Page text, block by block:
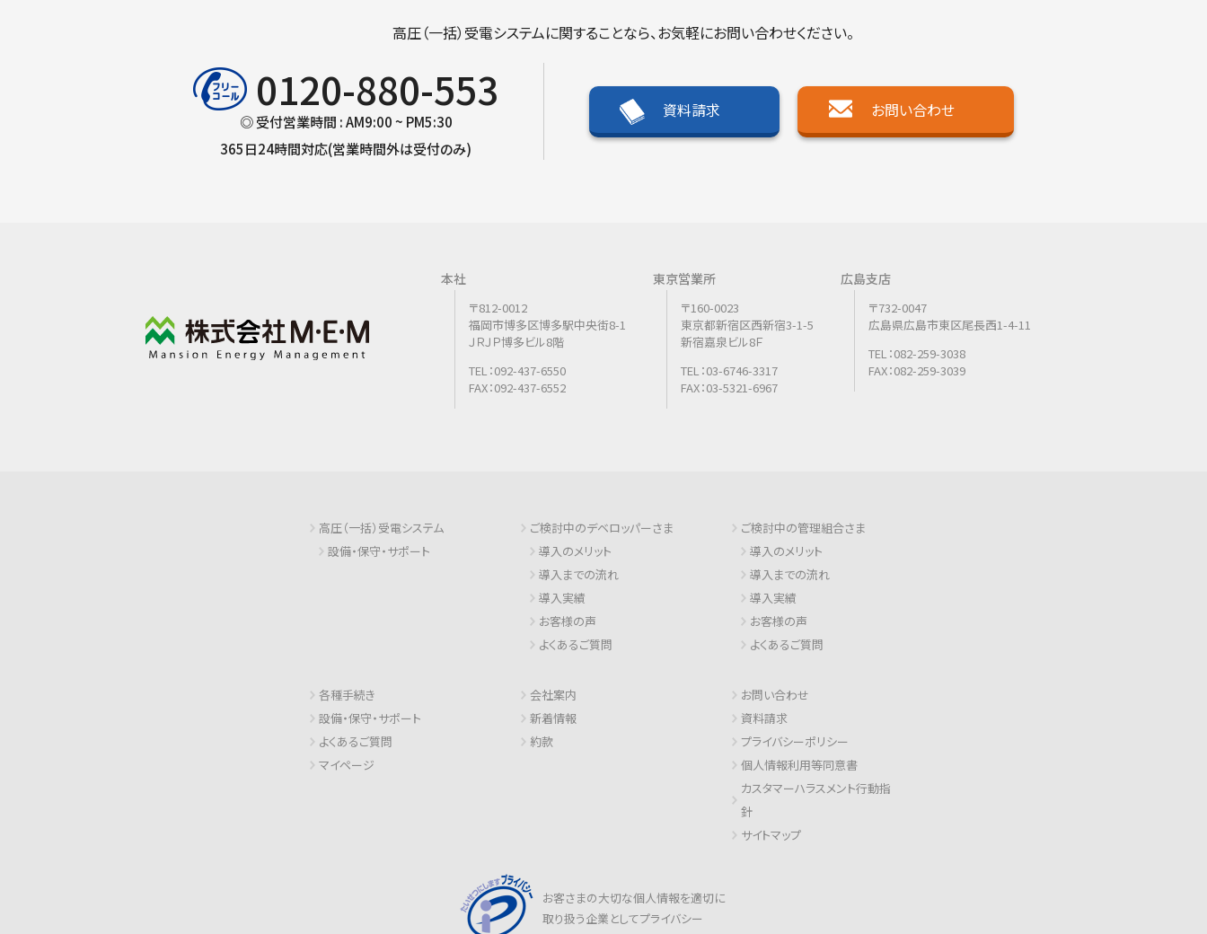
高圧（一括）受電システムに関することなら、お気軽にお問い合わせください。
0120-880-553
◎ 受付営業時間 : AM9:00 ~ PM5:30
365日24時間対応(営業時間外は受付のみ)
資料請求 お問い合わせ
本社
〒812-0012
福岡市博多区博多駅中央街8-1
ＪＲＪＰ博多ビル8階
TEL：092-437-6550
FAX：092-437-6552
東京営業所
〒160-0023
東京都新宿区西新宿3-1-5
新宿嘉泉ビル8Ｆ
TEL：03-6746-3317
FAX：03-5321-6967
広島支店
〒732-0047
広島県広島市東区尾長西1-4-11
TEL：082-259-3038
FAX：082-259-3039
高圧（一括）受電システム
設備・保守・サポート
ご検討中のデベロッパーさま
導入のメリット
導入までの流れ
導入実績
お客様の声
よくあるご質問
ご検討中の管理組合さま
導入のメリット
導入までの流れ
導入実績
お客様の声
よくあるご質問
各種手続き
設備・保守・サポート
よくあるご質問
マイページ
会社案内
新着情報
約款
お問い合わせ
資料請求
プライバシーポリシー
個人情報利用等同意書
カスタマーハラスメント行動指
針
サイトマップ
お客さまの大切な個人情報を適切に
取り扱う企業としてプライバシー